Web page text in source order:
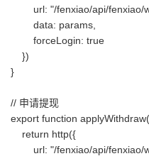
url: "/fenxiao/api/fenxiao/
data: params,
forceLogin: true
})
}
// 申请提现
export function
return http({
url: "/fenxiao/api/fenxiao/